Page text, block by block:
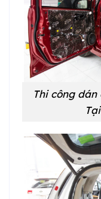
Thi công dán
Tại